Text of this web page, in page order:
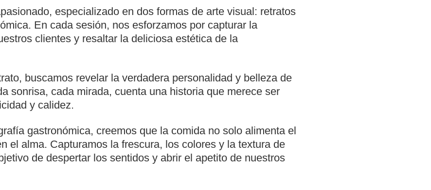
especializado en dos formas de arte visual: retratos
En cada sesión, nos esforzamos por capturar la
clientes y resaltar la deliciosa estética de la
buscamos revelar la verdadera personalidad y belleza de
sonrisa, cada mirada, cuenta una historia que merece ser
y calidez.
gastronómica, creemos que la comida no solo alimenta el
el alma. Capturamos la frescura, los colores y la textura de
de despertar los sentidos y abrir el apetito de nuestros